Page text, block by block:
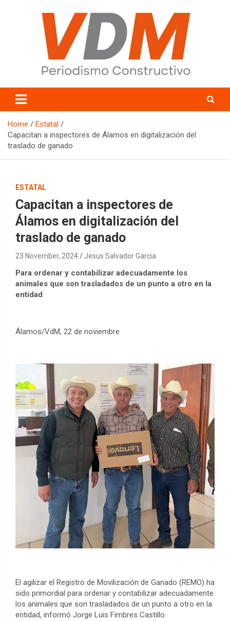
valledelmayo.com
Home
Estatal
Capacitan a inspectores de Álamos en digitalización del
traslado de ganado
ESTATAL
Capacitan a inspectores de
Álamos en digitalización del
traslado de ganado
23 November, 2024 Jesus Salvador Garcia
Para ordenar y contabilizar adecuadamente los
animales que son trasladados de un punto a otro en la
entidad
Álamos/VdM, 22 de noviembre
El agilizar el Registro de Movilización de Ganado (REMO) ha
sido primordial para ordenar y contabilizar adecuadamente
los animales que son trasladados de un punto a otro en la
entidad, informó Jorge Luis Fimbres Castillo.